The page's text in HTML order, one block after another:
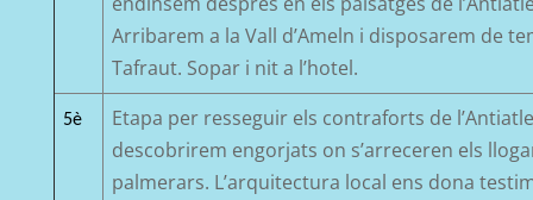
Arribarem a la Vall d’Ameln i disposarem de
Tafraut. Sopar i nit a l’hotel.
5è Etapa per resseguir els contraforts de
descobrirem engorjats on s’arreceren els
palmerars. L’arquitectura local ens dona